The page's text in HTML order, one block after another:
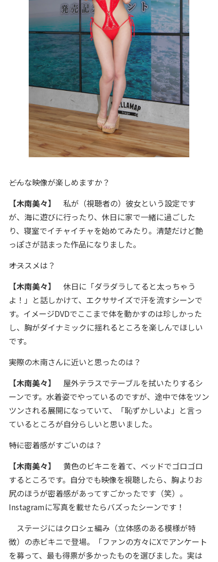
――どんな映像が楽しめますか？
【木南美々】
私が（視聴者の）彼女という設定です
が、海に遊びに行ったり、休日に家で一緒に過ごした
り、寝室でイチャイチャを始めてみたり。清楚だけど艶
っぽさが詰まった作品になりました。
――オススメは？
【木南美々】
休日に「ダラダラしてると太っちゃう
よ！」と話しかけて、エクササイズで汗を流すシーンで
す。イメージDVDでここまで体を動かすのは珍しかった
し、胸がダイナミックに揺れるところを楽しんでほしい
です。
――実際の木南さんに近いと思ったのは？
【木南美々】
屋外テラスでテーブルを拭いたりするシ
ーンです。水着姿でやっているのですが、途中で体をツン
ツンされる展開になっていて、「恥ずかしいよ」と言っ
ているところが自分らしいと思いました。
――特に密着感がすごいのは？
【木南美々】
黄色のビキニを着て、ベッドでゴロゴロ
するところです。自分でも映像を視聴したら、胸よりお
尻のほうが密着感があってすごかったです（笑）。
Instagramに写真を載せたらバズったシーンです！
ステージにはクロシェ編み（立体感のある模様が特
徴）の赤ビキニで登場。「ファンの方々にXでアンケート
を募って、最も得票が多かったものを選びました。実は